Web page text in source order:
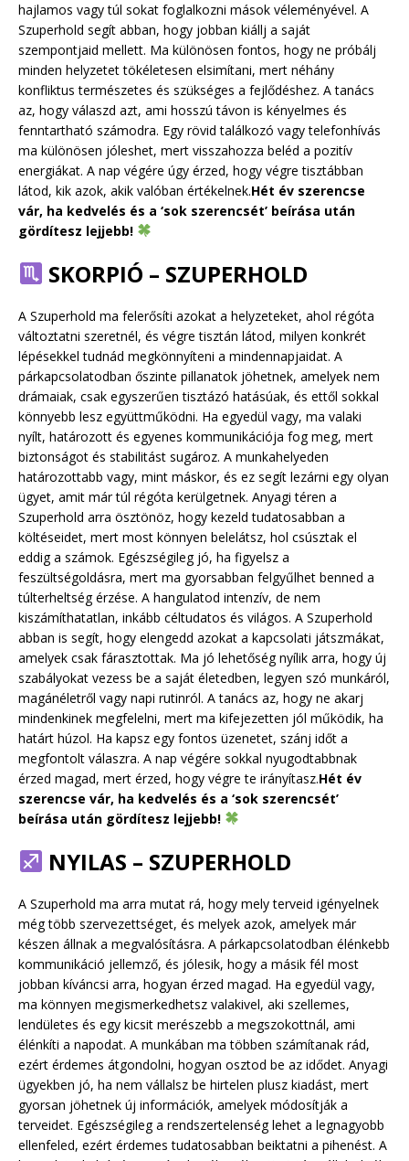
hajlamos vagy túl sokat foglalkozni mások véleményével. A
Szuperhold segít abban, hogy jobban kiállj a saját
szempontjaid mellett. Ma különösen fontos, hogy ne próbálj
minden helyzetet tökéletesen elsimítani, mert néhány
konfliktus természetes és szükséges a fejlődéshez. A tanács
az, hogy válaszd azt, ami hosszú távon is kényelmes és
fenntartható számodra. Egy rövid találkozó vagy telefonhívás
ma különösen jóleshet, mert visszahozza beléd a pozitív
energiákat. A nap végére úgy érzed, hogy végre tisztábban
látod, kik azok, akik valóban értékelnek.Hét év szerencse
vár, ha kedvelés és a ‘sok szerencsét’ beírása után
gördítesz lejjebb!
SKORPIÓ – SZUPERHOLD
A Szuperhold ma felerősíti azokat a helyzeteket, ahol régóta
változtatni szeretnél, és végre tisztán látod, milyen konkrét
lépésekkel tudnád megkönnyíteni a mindennapjaidat. A
párkapcsolatodban őszinte pillanatok jöhetnek, amelyek nem
drámaiak, csak egyszerűen tisztázó hatásúak, és ettől sokkal
könnyebb lesz együttműködni. Ha egyedül vagy, ma valaki
nyílt, határozott és egyenes kommunikációja fog meg, mert
biztonságot és stabilitást sugároz. A munkahelyeden
határozottabb vagy, mint máskor, és ez segít lezárni egy olyan
ügyet, amit már túl régóta kerülgetnek. Anyagi téren a
Szuperhold arra ösztönöz, hogy kezeld tudatosabban a
költéseidet, mert most könnyen belelátsz, hol csúsztak el
eddig a számok. Egészségileg jó, ha figyelsz a
feszültségoldásra, mert ma gyorsabban felgyűlhet benned a
túlterheltség érzése. A hangulatod intenzív, de nem
kiszámíthatatlan, inkább céltudatos és világos. A Szuperhold
abban is segít, hogy elengedd azokat a kapcsolati játszmákat,
amelyek csak fárasztottak. Ma jó lehetőség nyílik arra, hogy új
szabályokat vezess be a saját életedben, legyen szó munkáról,
magánéletről vagy napi rutinról. A tanács az, hogy ne akarj
mindenkinek megfelelni, mert ma kifejezetten jól működik, ha
határt húzol. Ha kapsz egy fontos üzenetet, szánj időt a
megfontolt válaszra. A nap végére sokkal nyugodtabbnak
érzed magad, mert érzed, hogy végre te irányítasz.Hét év
szerencse vár, ha kedvelés és a ‘sok szerencsét’
beírása után gördítesz lejjebb!
NYILAS – SZUPERHOLD
A Szuperhold ma arra mutat rá, hogy mely terveid igényelnek
még több szervezettséget, és melyek azok, amelyek már
készen állnak a megvalósításra. A párkapcsolatodban élénkebb
kommunikáció jellemző, és jólesik, hogy a másik fél most
jobban kíváncsi arra, hogyan érzed magad. Ha egyedül vagy,
ma könnyen megismerkedhetsz valakivel, aki szellemes,
lendületes és egy kicsit merészebb a megszokottnál, ami
élénkíti a napodat. A munkában ma többen számítanak rád,
ezért érdemes átgondolni, hogyan osztod be az idődet. Anyagi
ügyekben jó, ha nem vállalsz be hirtelen plusz kiadást, mert
gyorsan jöhetnek új információk, amelyek módosítják a
terveidet. Egészségileg a rendszertelenség lehet a legnagyobb
ellenfeled, ezért érdemes tudatosabban beiktatni a pihenést. A